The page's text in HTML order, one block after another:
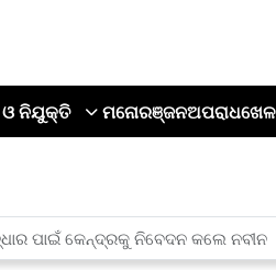
ଓ ନିଯୁକ୍ତି ମନୋରଞ୍ଜନଅପରାଧଖେଳ
ପାଇଁ କେନ୍ଦ୍ରକୁ ନିବେଦନ କଲେ ନବୀନ